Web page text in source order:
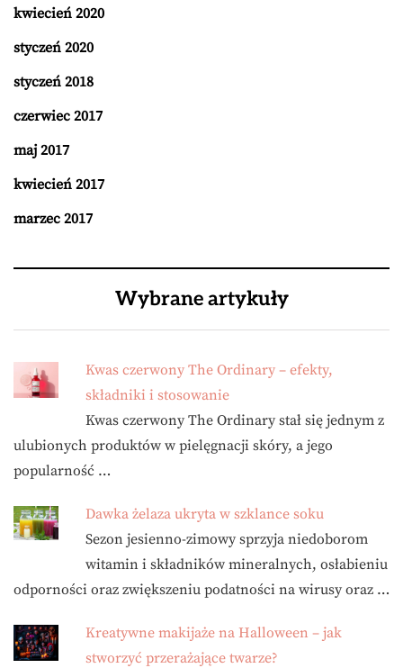
kwiecień 2020
styczeń 2020
styczeń 2018
czerwiec 2017
maj 2017
kwiecień 2017
marzec 2017
Wybrane artykuły
Kwas czerwony The Ordinary – efekty,
składniki i stosowanie
Kwas czerwony The Ordinary stał się jednym z
ulubionych produktów w pielęgnacji skóry, a jego
popularność …
Dawka żelaza ukryta w szklance soku
Sezon jesienno-zimowy sprzyja niedoborom
witamin i składników mineralnych, osłabieniu
odporności oraz zwiększeniu podatności na wirusy oraz …
Kreatywne makijaże na Halloween – jak
stworzyć przerażające twarze?